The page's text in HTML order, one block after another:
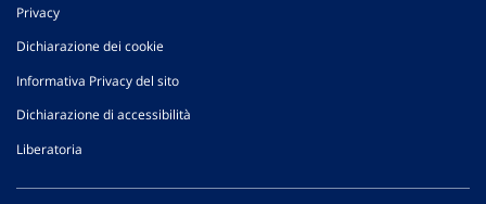
Privacy
Dichiarazione dei cookie
Informativa Privacy del sito
Dichiarazione di accessibilità
Liberatoria